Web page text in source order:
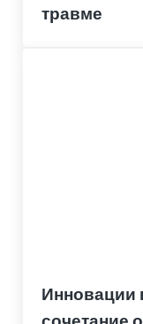
травме
Инновации